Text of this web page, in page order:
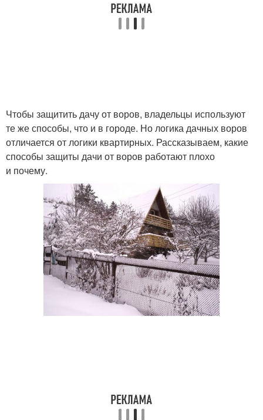
Чтобы защитить дачу от воров, владельцы используют
те же способы, что и в городе. Но логика дачных воров
отличается от логики квартирных. Рассказываем, какие
способы защиты дачи от воров работают плохо
и почему.